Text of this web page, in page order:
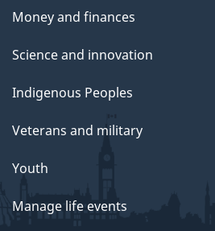
Money and finances
Science and innovation
Indigenous Peoples
Veterans and military
Youth
Manage life events